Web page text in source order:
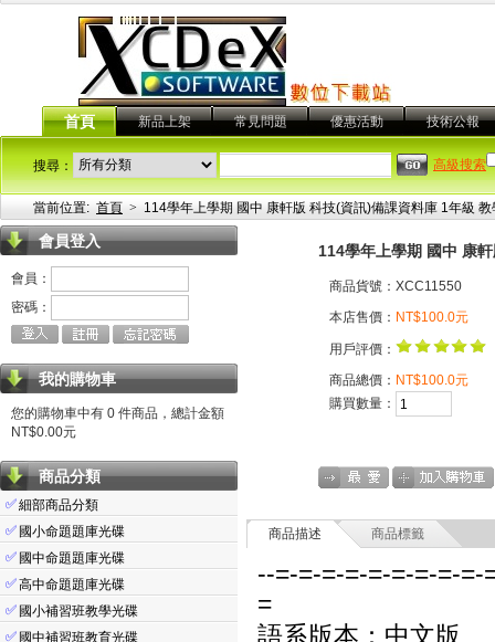
首頁 新品上架 常見問題 優惠活動 技術公報
搜尋： 高級搜索
當前位置: 首頁 > 114學年上學期 國中 康軒版 科技(資訊)備課資料庫 1年級
會員登入
會員：
密碼：
我的購物車
您的購物車中有 0 件商品，總計金額
NT$0.00元
商品分類
✅細部商品分類
✅ 國小命題題庫光碟
✅ 國中命題題庫光碟
✅高中命題題庫光碟
✅ 國小補習班教學光碟
✅ 國中補習班教育光碟
114學年上學期 國中 康
商品貨號：XCC11550
本店售價： NT$100.0元
用戶評價：
商品總價： NT$100.0元
購買數量：
商品描述 商品標籤
--=-=-=-=-=-=-=-=-=-
=
語系版本：中文版